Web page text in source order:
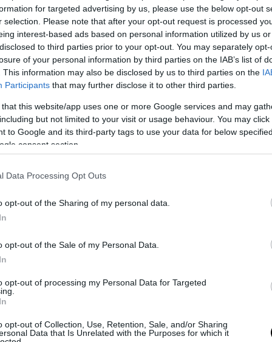
for targeted advertising by us, please use the below opt-out
selection. Please note that after your opt-out request is processed
interest-based ads based on personal information utilized by us
to third parties prior to your opt-out. You may separately
of your personal information by third parties on the IAB’s list of
This information may also be disclosed by us to third parties on the
Participants that may further disclose it to other third parties.
that this website/app uses one or more Google services and may
but not limited to your visit or usage behaviour. You may
to Google and its third-party tags to use your data for below
consent section.
Data Processing Opt Outs
opt-out of the Sharing of my personal data.
opt-out of the Sale of my Personal Data.
opt-out of processing my Personal Data for Targeted
opt-out of Collection, Use, Retention, Sale, and/or Sharing
Data that Is Unrelated with the Purposes for which it
από τα λόγια του υπαλλήλου τους,
προσωπική του άποψη και δεν
ουκρανικής διπλωματίας, ο Μέλνικ συνεχίζει να
στη γειτονική Πολωνία.
μέρα, μίλησε ο επικεφαλής του
Μάριους Μπλάστσακ, οι εξουσίες του
πρόσφατα σε επίπεδο αντιπροέδρου
της Πολωνίας.
δηλώσεις, που έγιναν από τον πρέσβη της
Άντριι Μέλνικ, υπηρετούν το Κρεμλίνο,
κόσμο», δήλωσε ο Μπλάστσακ στο πρόγραμμα
ραδιοφώνου.
του, τέτοιες δηλώσεις μπαίνουν σφήνα στις
και Ουκρανίας και ως εκ τούτου
πρέσβη στο Βερολίνο είναι απαράδεκτα».
τα μαζεύει το Κίεβο ο πρεσβευτής εκφράζει την
θέση της Ουκρανίας.